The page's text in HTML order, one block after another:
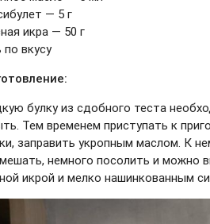
— 5 г
икра — 50 г
по вкусу
булку из сдобного теста
Тем временем приступать к
заправить укропным маслом. К
немного посолить и можно
икрой и мелко нашинкованным